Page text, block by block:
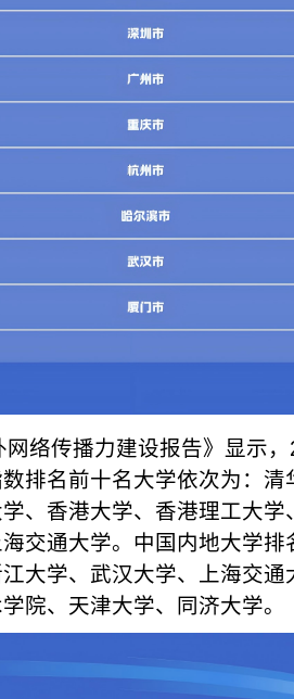
网络传播力建设报告》显示
排名前十名大学依次为：
、香港大学、香港理工大
交通大学。中国内地大学
大学、武汉大学、上海交
院、天津大学、同济大学。